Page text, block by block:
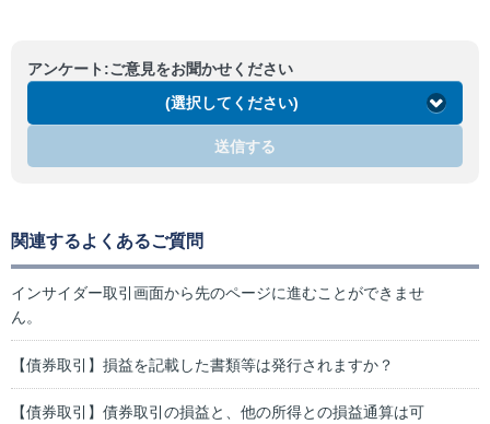
アンケート:ご意見をお聞かせください
(選択してください)
送信する
関連するよくあるご質問
インサイダー取引画面から先のページに進むことができませ
ん。
【債券取引】損益を記載した書類等は発行されますか？
【債券取引】債券取引の損益と、他の所得との損益通算は可